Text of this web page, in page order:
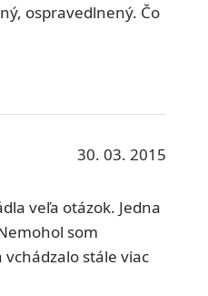
ospravedlnený. Čo
30. 03. 2015
veľa otázok. Jedna
som
stále viac